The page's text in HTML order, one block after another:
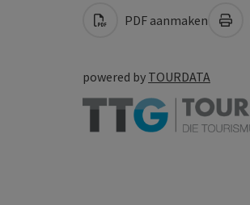
PDF aanmaken
powered by TOURDATA